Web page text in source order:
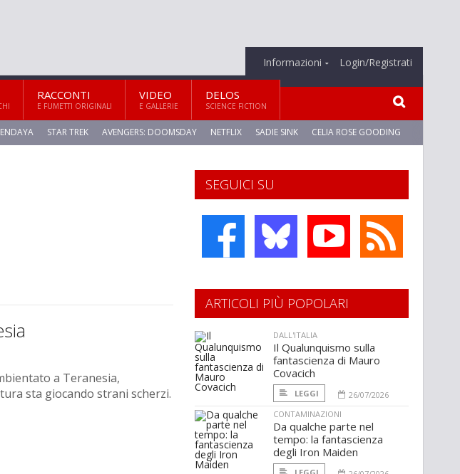
Informazioni Login/Registrati
RACCONTI
E FUMETTI ORIGINALI
VIDEO
E GALLERIE
DELOS
SCIENCE FICTION
STAR TREK AVENGERS: DOOMSDAY NETFLIX SADIE SINK CELIA ROSE GOODING
a Teranesia,
sta giocando strani scherzi.
SEGUICI SU
ARTICOLI PIÙ POPOLARI
DALL'ITALIA
Il Qualunquismo sulla
fantascienza di Mauro
Covacich
LEGGI
26/07/2026
CONTAMINAZIONI
Da qualche parte nel
tempo: la fantascienza
degli Iron Maiden